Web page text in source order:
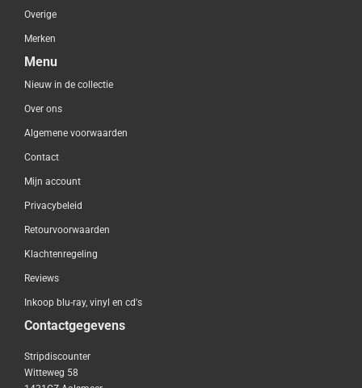
Overige
Merken
Menu
Nieuw in de collectie
Over ons
Algemene voorwaarden
Contact
Mijn account
Privacybeleid
Retourvoorwaarden
Klachtenregeling
Reviews
Inkoop blu-ray, vinyl en cd's
Contactgegevens
Stripdiscounter
Witteweg 58